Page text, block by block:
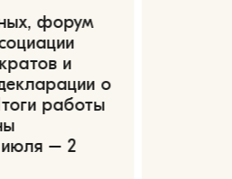
форум
и
о
работы
июля – 2